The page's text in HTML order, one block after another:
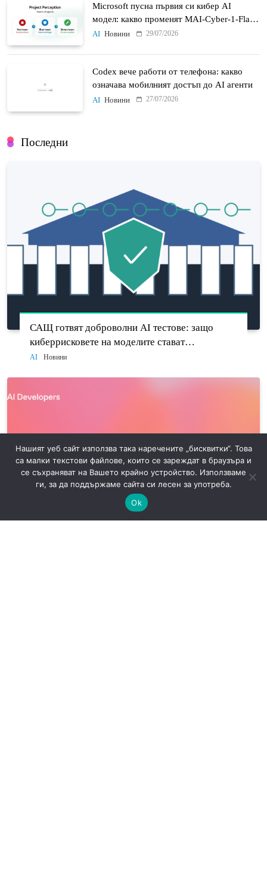
Microsoft пусна първия си кибер AI
модел: какво променят MAI-Cyber-1-Flash
и Project Perception
AI Новини 29/07/2026
Codex вече работи от телефона: какво
означава мобилният достъп до AI агенти
AI Новини 27/07/2026
Последни
САЩ готвят доброволни AI тестове: защо
киберрисковете на моделите стават
политически въпрос
AI Новини
Нашият уеб сайт използва така наречените „бисквитки“. Това
са малки текстови файлове, които се зареждат в браузъра и
се съхраняват на Вашето крайно устройство. Използваме
ги, за да поддържаме сайта си лесен за употреба.
Ok